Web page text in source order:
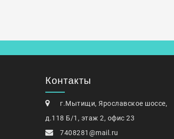
Контакты
г.Мытищи, Ярославское шоссе,
д.118 Б/1, этаж 2, офис 23
7408281@mail.ru